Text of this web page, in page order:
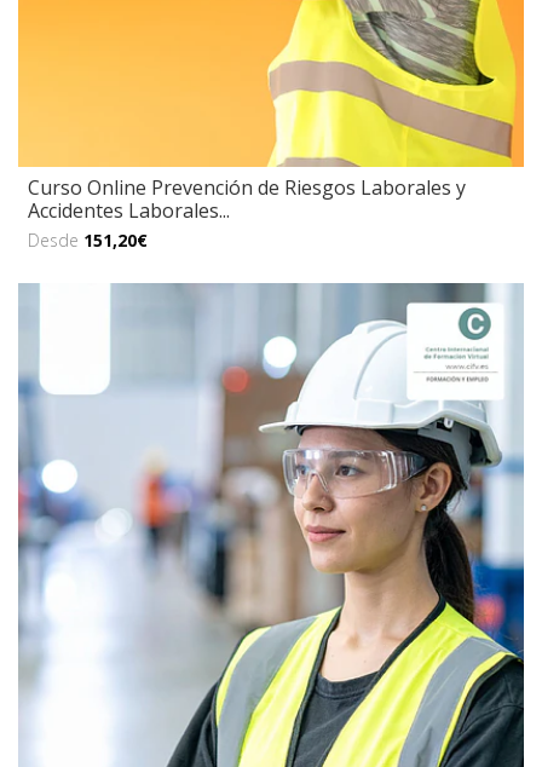
Curso Online Prevención de Riesgos Laborales y
Accidentes Laborales...
Desde 151,20€